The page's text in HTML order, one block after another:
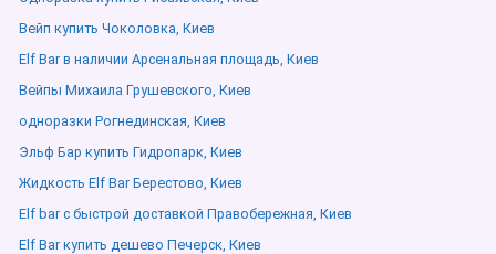
Вейп купить Чоколовка, Киев
Elf Bar в наличии Арсенальная площадь, Киев
Вейпы Михаила Грушевского, Киев
одноразки Рогнединская, Киев
Эльф Бар купить Гидропарк, Киев
Жидкость Elf Bar Берестово, Киев
Elf bar с быстрой доставкой Правобережная, Киев
Elf Bar купить дешево Печерск, Киев